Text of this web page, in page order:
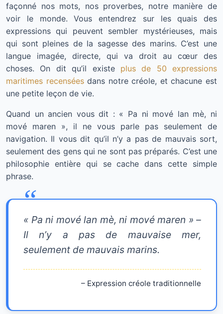
façonné nos mots, nos proverbes, notre manière de
voir le monde. Vous entendrez sur les quais des
expressions qui peuvent sembler mystérieuses, mais
qui sont pleines de la sagesse des marins. C’est une
langue imagée, directe, qui va droit au cœur des
choses. On dit qu’il existe plus de 50 expressions
maritimes recenséesdans notre créole, et chacune est
une petite leçon de vie.
Quand un ancien vous dit : « Pa ni mové lan mè, ni
mové maren », il ne vous parle pas seulement de
navigation. Il vous dit qu’il n’y a pas de mauvais sort,
seulement des gens qui ne sont pas préparés. C’est une
philosophie entière qui se cache dans cette simple
phrase.
« Pa ni mové lan mè, ni mové maren » –
Il n’y a pas de mauvaise mer,
seulement de mauvais marins.
– Expression créole traditionnelle